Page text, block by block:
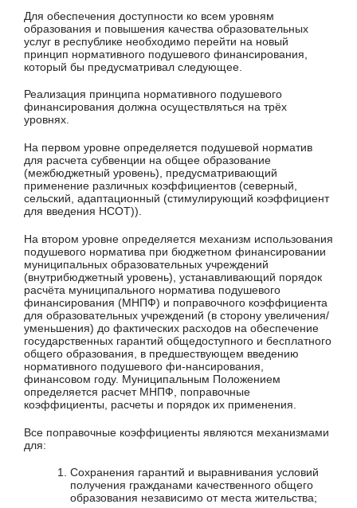
Для обеспечения доступности ко всем уровням
образования и повышения качества образовательных
услуг в республике необходимо перейти на новый
принцип нормативного подушевого финансирования,
который бы предусматривал следующее.
Реализация принципа нормативного подушевого
финансирования должна осуществляться на трёх
уровнях.
На первом уровне определяется подушевой норматив
для расчета субвенции на общее образование
(межбюджетный уровень), предусматривающий
применение различных коэффициентов (северный,
сельский, адаптационный (стимулирующий коэффициент
для введения НСОТ)).
На втором уровне определяется механизм использования
подушевого норматива при бюджетном финансировании
муниципальных образовательных учреждений
(внутрибюджетный уровень), устанавливающий порядок
расчёта муниципального норматива подушевого
финансирования (МНПФ) и поправочного коэффициента
для образовательных учреждений (в сторону увеличения/
уменьшения) до фактических расходов на обеспечение
государственных гарантий общедоступного и бесплатного
общего образования, в предшествующем введению
нормативного подушевого фи-нансирования,
финансовом году. Муниципальным Положением
определяется расчет МНПФ, поправочные
коэффициенты, расчеты и порядок их применения.
Все поправочные коэффициенты являются механизмами
для:
Сохранения гарантий и выравнивания условий
получения гражданами качественного общего
образования независимо от места жительства;